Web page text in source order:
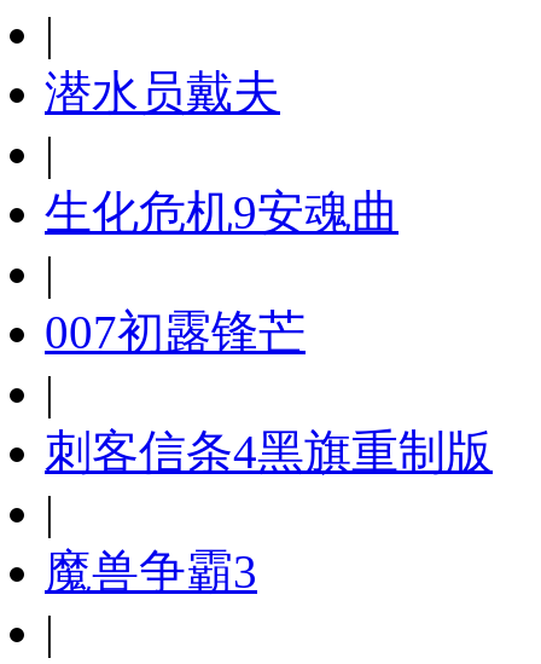
|
潜水员戴夫
|
生化危机9安魂曲
|
007初露锋芒
|
刺客信条4黑旗重制版
|
魔兽争霸3
|